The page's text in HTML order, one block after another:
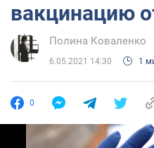
вакцинацию
Полина Коваленко
6.05.2021 14:30 1
0